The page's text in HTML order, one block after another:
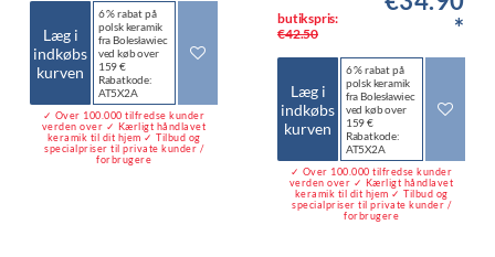
Læg i
indkøbs
kurven
6 % rabat på
polsk keramik
fra Bolesławiec
ved køb over
159 €
Rabatkode:
AT5X2A
✓ Over 100.000 tilfredse kunder
verden over ✓ Kærligt håndlavet
keramik til dit hjem ✓ Tilbud og
specialpriser til private kunder /
forbrugere
butikspris:
€42.50
*
Læg i
indkøbs
kurven
6 % rabat på
polsk keramik
fra Bolesławiec
ved køb over
159 €
Rabatkode:
AT5X2A
✓ Over 100.000 tilfredse kunder
verden over ✓ Kærligt håndlavet
keramik til dit hjem ✓ Tilbud og
specialpriser til private kunder /
forbrugere